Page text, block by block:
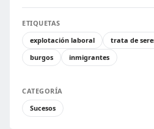
ETIQUETAS
explotación laboral
trata de
burgos
inmigrantes
CATEGORÍA
Sucesos